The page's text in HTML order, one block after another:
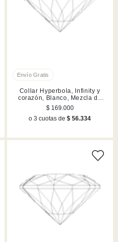
Collar Hyperbola, Infinity y
corazón, Blanco, Mezcla de
acabados
$ 169.000
o 3 cuotas de$ 56.334